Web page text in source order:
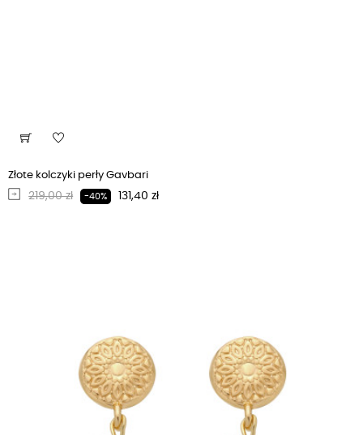
Złote kolczyki perły Gavbari
Regularna cena
219,00 zł -40% Cena
131,40 zł